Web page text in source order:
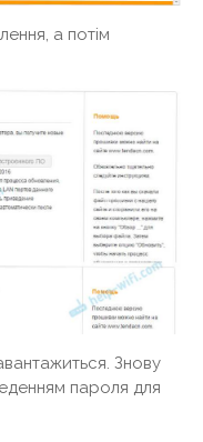
а потім
Знову
пароля для